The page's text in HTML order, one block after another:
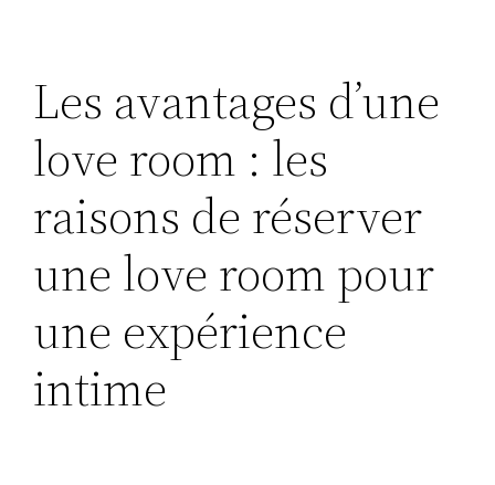
Les avantages d’une
love room : les
raisons de réserver
une love room pour
une expérience
intime